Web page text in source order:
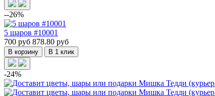
--26%
5 шаров #10001
700 руб 878.80 руб
В корзину В 1 клик
-24%